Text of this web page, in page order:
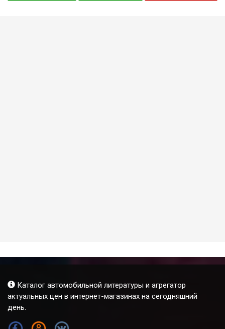
Каталог автомобильной литературы и агрегатор
актуальных цен в интернет-магазинах на сегодняшний
день.
FB OK VK